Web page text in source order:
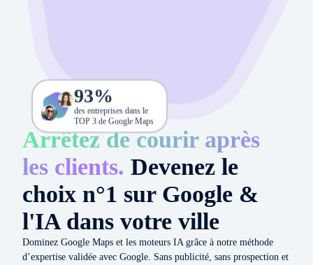
Arrêtez de courir après
les clients. Devenez le
choix n°1 sur Google &
l'IA dans votre ville
Dominez Google Maps et les moteurs IA grâce à notre méthode
d’expertise validée avec Google. Sans publicité, sans prospection et
93%
des entreprises dans le
TOP 3 de Google Maps